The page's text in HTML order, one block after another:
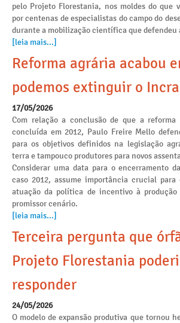
pelo Projeto Florestania, nos moldes do que
por centenas de especialistas do campo do
durante a mobilização científica que defendeu
[leia mais...]
Reforma agrária acabou
podemos extinguir o
17/05/2026
Com relação a conclusão de que a
concluída em 2012, Paulo Freire Mello
para os objetivos definidos na legislação
terra e tampouco produtores para novos
Considerar uma data para o encerramento
caso 2012, assume importância crucial
atuação da política de incentivo à
promissor cenário.
[leia mais...]
Terceira pergunta que
Projeto Florestania
responder
24/05/2026
O modelo de expansão produtiva que tornou